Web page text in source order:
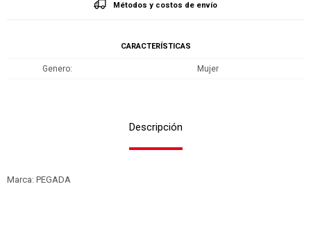
Métodos y costos de envío
CARACTERÍSTICAS
Genero Mujer
Descripción
Marca: PEGADA